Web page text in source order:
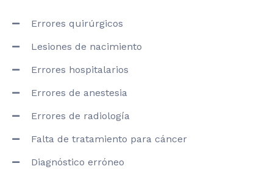
Errores quirúrgicos
Lesiones de nacimiento
Errores hospitalarios
Errores de anestesia
Errores de radiología
Falta de tratamiento para cáncer
Diagnóstico erróneo